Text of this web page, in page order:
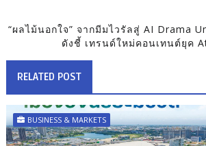
“ผลไม้นอกใจ” จากมีมไวรัลสู่ AI Drama
ดังชี้ เทรนด์ใหม่คอนเทนต์ยุค
RELATED POST
BUSINESS & MARKETS